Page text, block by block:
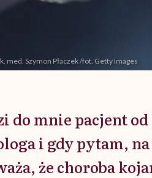
med. Szymon Płaczek /fot. Getty Images
do mnie pacjent
i gdy pytam, na
że choroba